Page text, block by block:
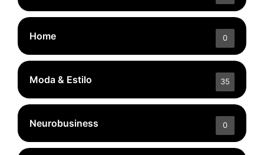
Home 0
Moda & Estilo 35
Neurobusiness 0